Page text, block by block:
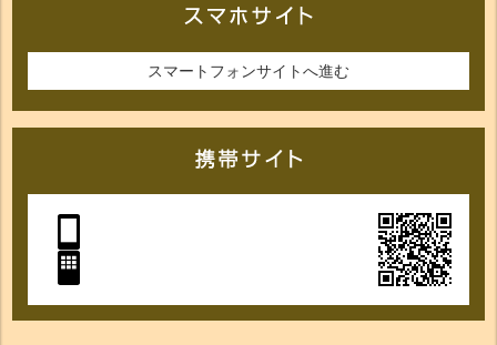
スマートフォンサイトへ進む